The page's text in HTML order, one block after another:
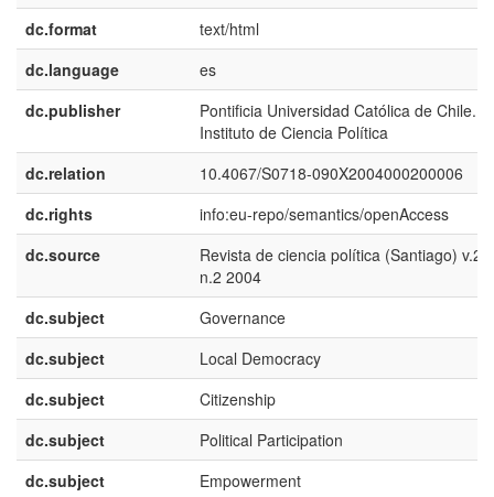
dc.format
text/html
dc.language
es
dc.publisher
Pontificia Universidad Católica de Chile.
Instituto de Ciencia Política
dc.relation
10.4067/S0718-090X2004000200006
dc.rights
info:eu-repo/semantics/openAccess
dc.source
Revista de ciencia política (Santiago) v.24
n.2 2004
dc.subject
Governance
dc.subject
Local Democracy
dc.subject
Citizenship
dc.subject
Political Participation
dc.subject
Empowerment